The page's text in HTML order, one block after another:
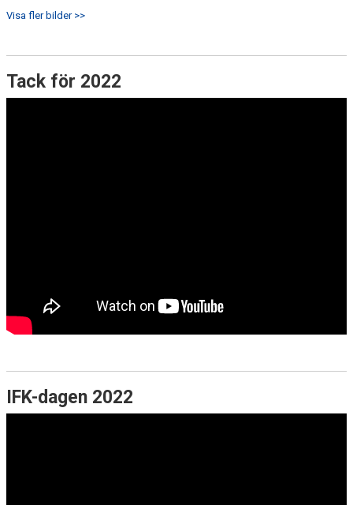
Visa fler bilder >>
Tack för 2022
IFK-dagen 2022